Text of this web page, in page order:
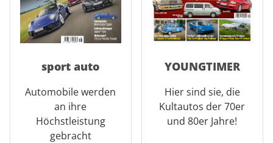
sport auto
Automobile werden
an ihre
Höchstleistung
gebracht
YOUNGTIMER
Hier sind sie, die
Kultautos der 70er
und 80er Jahre!